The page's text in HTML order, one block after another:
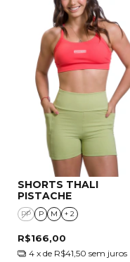
SHORTS THALI
PISTACHE
PP P M + 2
R$166,00
4 x de R$41,50 sem juros